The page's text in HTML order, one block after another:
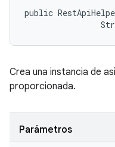
public
Crea una instancia de
proporcionada.
Parámetros